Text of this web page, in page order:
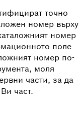
точно
номер върху
номер
поле
номер по-
моля
части, за да
част.